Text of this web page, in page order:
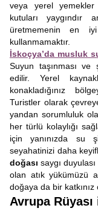
veya yerel yemekler
kutuları yaygındır
üretmemenin en
kullanmamaktır.
İskoçya’da musluk
Suyun taşınması
edilir. Yerel
konakladığınız
Turistler olarak
yandan sorumluluk
her türlü kolaylığı
için yanınızda su
seyahatinizi daha
doğası saygı
olan atık yükümüzü
doğaya da bir katkınız
Avrupa